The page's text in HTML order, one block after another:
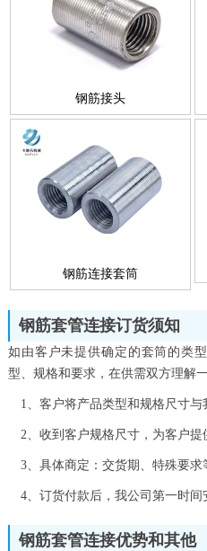
钢筋接头
钢筋连接套筒
钢筋套管连接订货须知
如由客户未提供确定的套筒的类
型、规格和要求，在供需双方理解
1、客户将产品类型和规格尺寸与
2、收到客户规格尺寸，为客户提
3、具体商定：交货期、特殊要求
4、订货付款后，我公司第一时间
钢筋套管连接优势和其他